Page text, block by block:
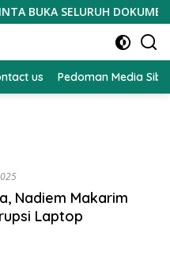
SELURUH DOKUMEN
us Pedoman Media
Nadiem Makarim
Laptop